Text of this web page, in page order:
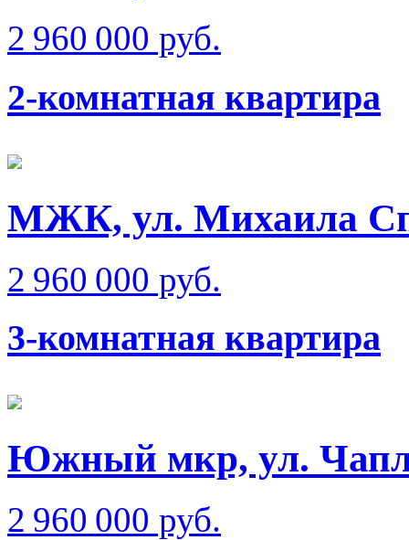
2 960 000 руб.
2-комнатная квартира
МЖК, ул. Михаила
2 960 000 руб.
3-комнатная квартира
Южный мкр, ул.
2 960 000 руб.